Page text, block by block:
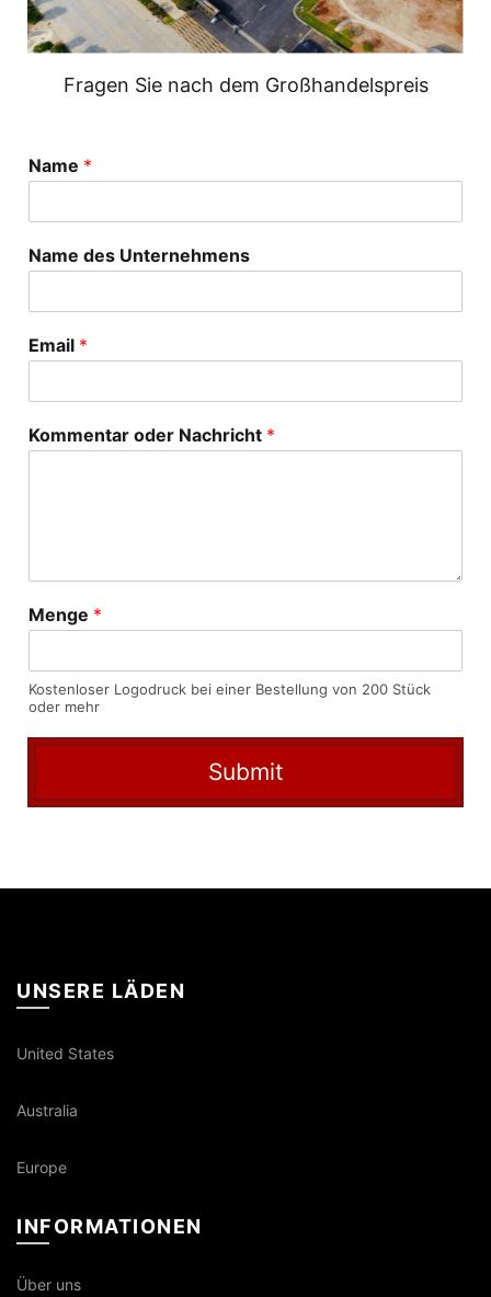
Fragen Sie nach dem Großhandelspreis
Name *
Name des Unternehmens
Email *
Kommentar oder Nachricht *
Menge *
Kostenloser Logodruck bei einer Bestellung von 200 Stück
oder mehr
Submit
UNSERE LÄDEN
United States
Australia
Europe
INFORMATIONEN
Über uns